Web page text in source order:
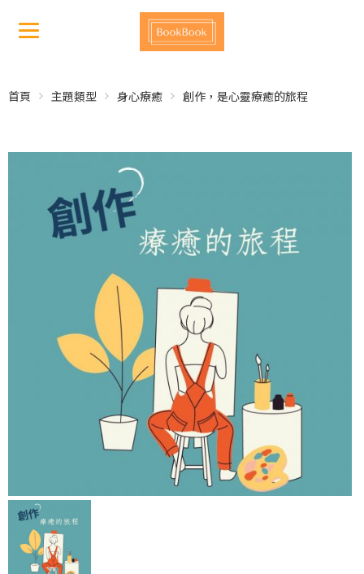
首頁 主題類型 身心療癒 創作，是心靈療癒的旅程